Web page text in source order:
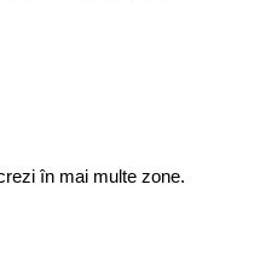
în mai multe zone.